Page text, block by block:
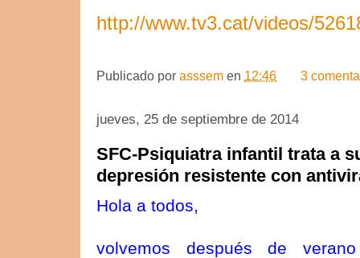
http://www.tv3.cat/videos/
Publicado por asssem en 12:46 3
jueves, 25 de septiembre de 2014
SFC-Psiquiatra infantil trata a
depresión resistente con
Hola a todos,
volvemos después de